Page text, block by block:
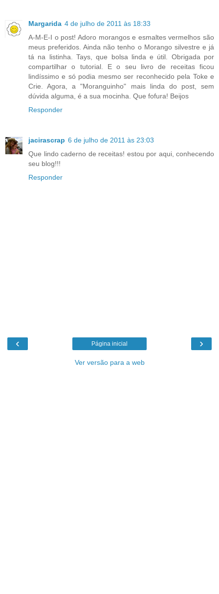
Margarida 4 de julho de 2011 às 18:33
A-M-E-I o post! Adoro morangos e esmaltes vermelhos são
meus preferidos. Ainda não tenho o Morango silvestre e já
tá na listinha. Tays, que bolsa linda e útil. Obrigada por
compartilhar o tutorial. E o seu livro de receitas ficou
lindíssimo e só podia mesmo ser reconhecido pela Toke e
Crie. Agora, a "Moranguinho" mais linda do post, sem
dúvida alguma, é a sua mocinha. Que fofura! Beijos
Responder
jacirascrap 6 de julho de 2011 às 23:03
Que lindo caderno de receitas! estou por aqui, conhecendo
seu blog!!!
Responder
‹ ›
Página inicial
Ver versão para a web